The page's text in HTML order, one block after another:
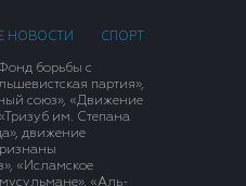
НОВОСТИ СПОРТ
борьбы с
партия»,
союз», «Движение
им. Степана
движение
«Исламское
«Аль-